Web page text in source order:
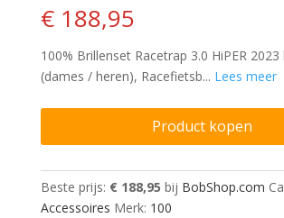
€ 188,95
100% Brillenset Racetrap 3.0 HiPER 2023
(dames / heren), Racefietsb... Lees meer
Product kopen
Beste prijs: € 188,95 bij BobShop.com
Accessoires Merk: 100